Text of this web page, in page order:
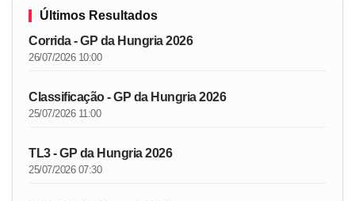
Últimos Resultados
Corrida - GP da Hungria 2026
26/07/2026 10:00
Classificação - GP da Hungria 2026
25/07/2026 11:00
TL3 - GP da Hungria 2026
25/07/2026 07:30